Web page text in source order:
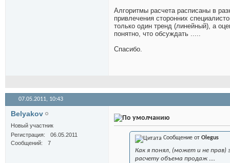
Алгоритмы расчета расписаны в
привлечения сторонних
только один тренд (линейный), а
понятно, что обсуждать .....
Спасибо.
07.05.2011, 10:43
Belyakov
Новый участник
Регистрация
06.05.2011
Сообщений
7
Сообщение от Olegus
Как я понял, (может и не прав)
расчету объема продаж ....